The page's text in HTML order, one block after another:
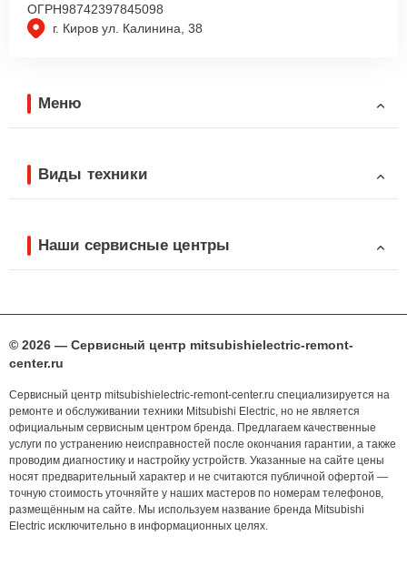
г. Киров ул. Калинина, 38
ОГРН98742397845098
Меню
Виды техники
Наши сервисные центры
© 2026 — Сервисный центр mitsubishielectric-remont-
center.ru
Сервисный центр mitsubishielectric-remont-center.ru специализируется на
ремонте и обслуживании техники Mitsubishi Electric, но не является
официальным сервисным центром бренда. Предлагаем качественные
услуги по устранению неисправностей после окончания гарантии, а также
проводим диагностику и настройку устройств. Указанные на сайте цены
носят предварительный характер и не считаются публичной офертой —
точную стоимость уточняйте у наших мастеров по номерам телефонов,
размещённым на сайте. Мы используем название бренда Mitsubishi
Electric исключительно в информационных целях.